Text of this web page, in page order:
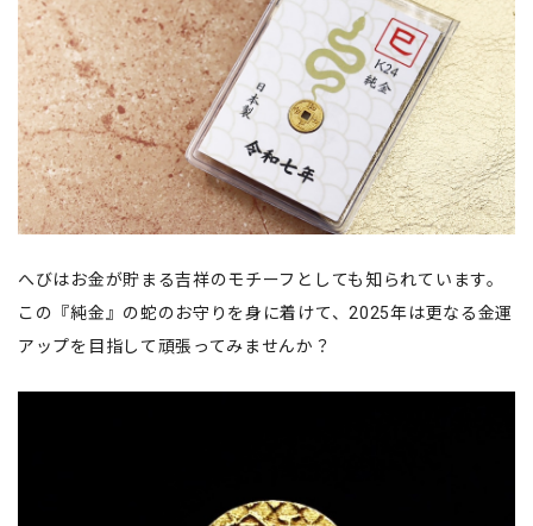
へびはお金が貯まる吉祥のモチーフとしても知られています。
この『純金』の蛇のお守りを身に着けて、2025年は更なる金運
アップを目指して頑張ってみませんか？